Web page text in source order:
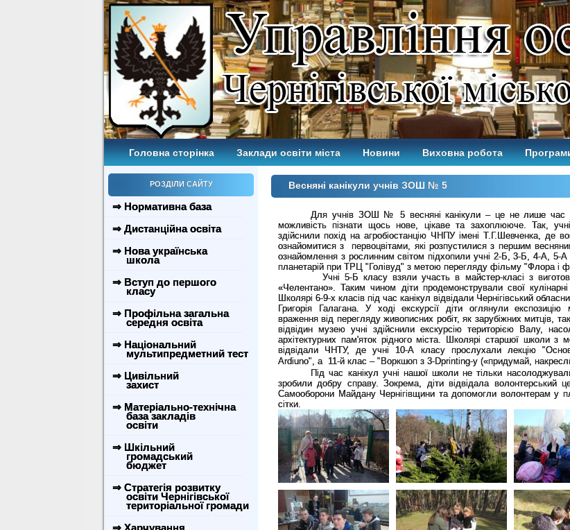
Головна сторінка Заклади освіти міста Новини Виховна робота
РОЗДІЛИ САЙТУ
⇒ Нормативна база
⇒ Дистанційна освіта
⇒ Нова українська
школа
⇒ Вступ до першого
класу
⇒ Профільна загальна
середня освіта
⇒ Національний
мультипредметний тест
⇒ Цивільний
захист
⇒ Матеріально-технічна
база закладів
освіти
⇒ Шкільний
громадський
бюджет
⇒ Стратегія розвитку
освіти Чернігівської
територіальної громади
⇒ Харчування
Весняні канікули учнів ЗОШ № 5
Для учнів ЗОШ № 5 весняні канікули – це не лише час
можливість пізнати щось нове, цікаве та захоплююче. Так,
здійснили похід на агробіостанцію ЧНПУ імені Т.Г.Шевченка, де
ознайомитися з первоцвітами, які розпустилися з першим
ознайомлення з рослинним світом підхопили учні 2-Б, 3-Б, 4-А, 5-А
планетарій при ТРЦ "Голівуд" з метою перегляду фільму "Флора і
Учні 5-Б класу взяли участь в майстер-класі з
«Челентано». Таким чином діти продемонстрували свої
Школярі 6-9-х класів під час канікул відвідали Чернігівський
Григорія Галагана. У ході екскурсії діти оглянули
враження від перегляду живописних робіт, як зарубіжних митців,
відвідин музею учні здійснили екскурсію територією Валу,
архітектурних пам'яток рідного міста. Школярі старшої школи з
відвідали ЧНТУ, де учні 10-А класу прослухали лекцію
Ardiuno", а 11-й клас – "Воркшоп з 3-Dprinting-y («придумай,
Під час канікул учні нашої школи не тільки
зробили добру справу. Зокрема, діти відвідала волонтерський
Самооборони Майдану Чернігівщини та допомогли волонтерам у
сітки.